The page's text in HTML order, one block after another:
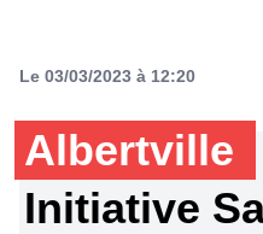
Le 03/03/2023 à 12:20
Albertville
Initiative